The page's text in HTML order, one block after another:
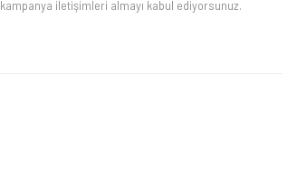
kampanya iletişimleri almayı kabul ediyorsunuz.